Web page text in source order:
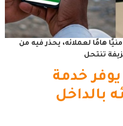
هامًا لعملائه، يحذر فيه من
تنتحل
خدمة
بالداخل